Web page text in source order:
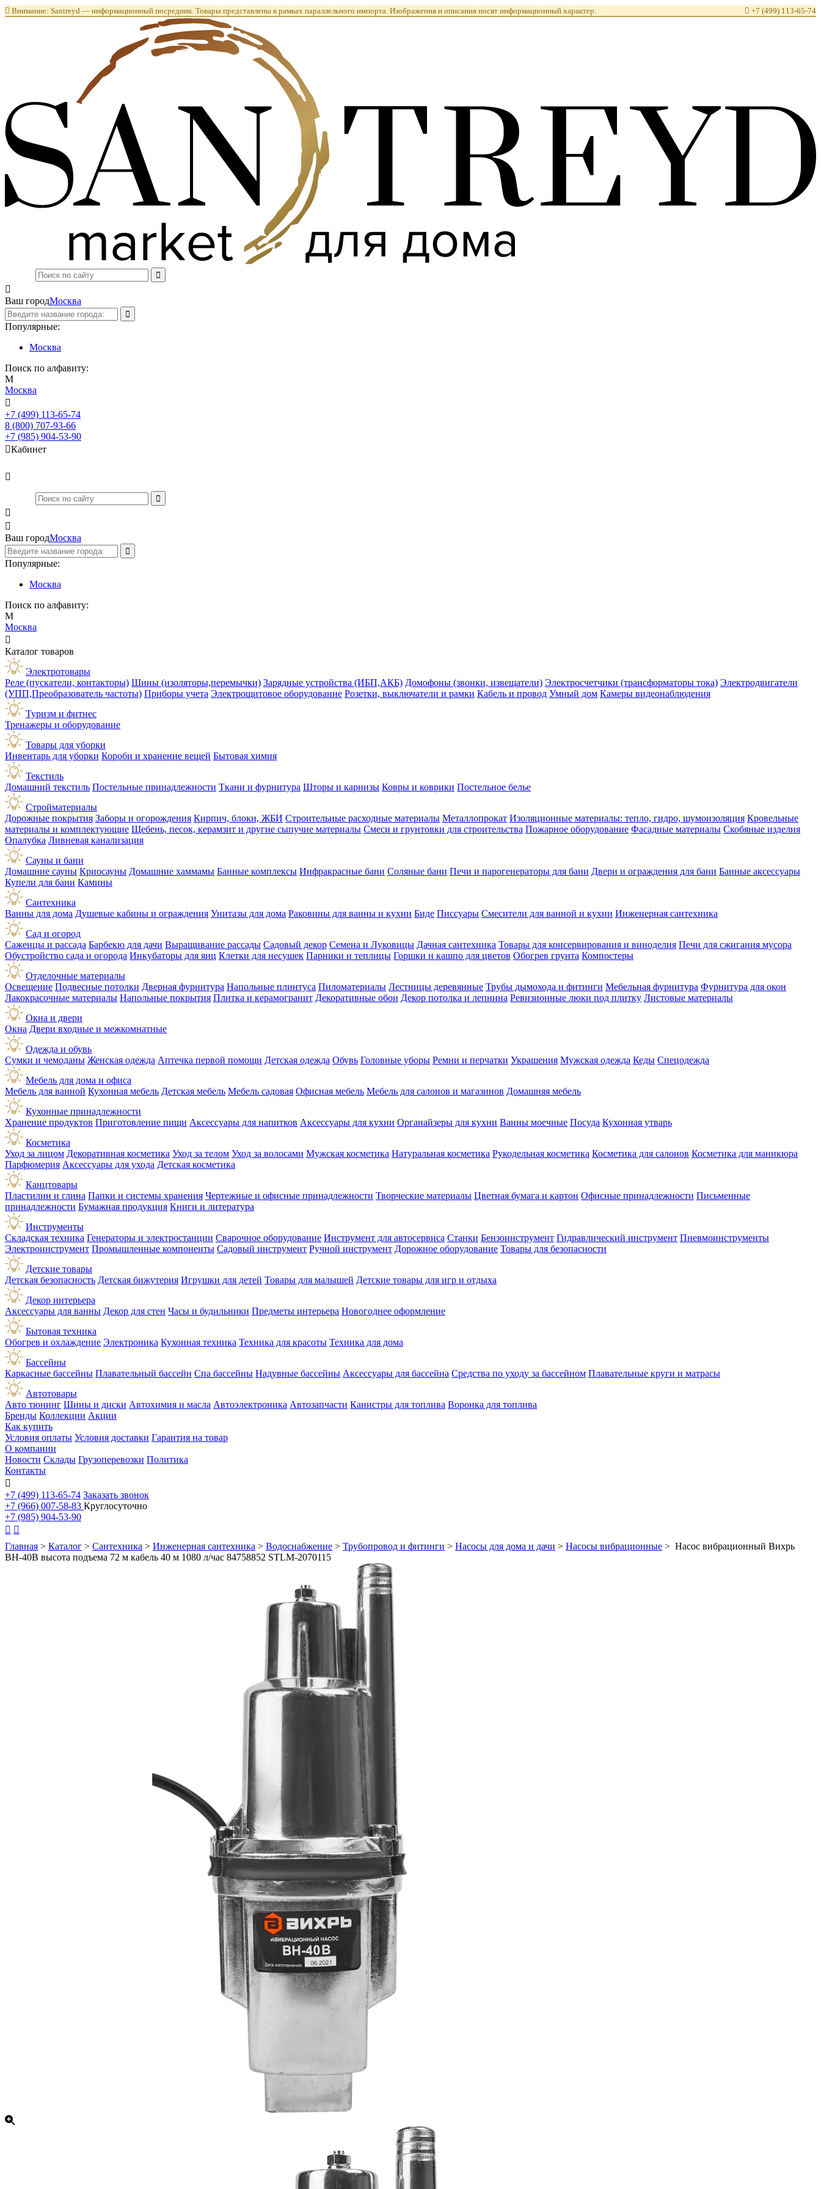
 Внимание: Santreyd — информационный посредник. Товары представлены в рамках параллельного импорта. Изображения и описания носят информационный характер.  +7 (499) 113-65-74

Ваш городМосква
Популярные:
Москва
Поиск по алфавиту:
М
Москва

+7 (499) 113-65-74
8 (800) 707-93-66
+7 (985) 904-53-90
Кабинет



Ваш городМосква
Популярные:
Москва
Поиск по алфавиту:
М
Москва

Каталог товаров
Электротовары
Реле (пускатели, контакторы) Шины (изоляторы,перемычки) Зарядные устройства (ИБП,АКБ) Домофоны (звонки, извещатели) Электросчетчики (трансформаторы тока) Электродвигатели
(УПП,Преобразователь частоты) Приборы учета Электрощитовое оборудование Розетки, выключатели и рамки Кабель и провод Умный дом Камеры видеонаблюдения
Туризм и фитнес
Тренажеры и оборудование
Товары для уборки
Инвентарь для уборки Короби и хранение вещей Бытовая химия
Текстиль
Домашний текстиль Постельные принадлежности Ткани и фурнитура Шторы и карнизы Ковры и коврики Постельное белье
Стройматериалы
Дорожные покрытия Заборы и огорождения Кирпич, блоки, ЖБИ Строительные расходные материалы Металлопрокат Изоляционные материалы: тепло, гидро, шумоизоляция Кровельные
материалы и комплектующие Щебень, песок, керамзит и другие сыпучие материалы Смеси и грунтовки для строительства Пожарное оборудование Фасадные материалы Скобяные изделия
Опалубка Ливневая канализация
Сауны и бани
Домашние сауны Криосауны Домашние хаммамы Банные комплексы Инфракрасные бани Соляные бани Печи и парогенераторы для бани Двери и ограждения для бани Банные аксессуары
Купели для бани Камины
Сантехника
Ванны для дома Душевые кабины и ограждения Унитазы для дома Раковины для ванны и кухни Биде Писсуары Смесители для ванной и кухни Инженерная сантехника
Сад и огород
Саженцы и рассада Барбекю для дачи Выращивание рассады Садовый декор Семена и Луковицы Дачная сантехника Товары для консервирования и виноделия Печи для сжигания мусора
Обустройство сада и огорода Инкубаторы для яиц Клетки для несушек Парники и теплицы Горшки и кашпо для цветов Обогрев грунта Компостеры
Отделочные материалы
Освещение Подвесные потолки Дверная фурнитура Напольные плинтуса Пиломатериалы Лестницы деревянные Трубы дымохода и фитинги Мебельная фурнитура Фурнитура для окон
Лакокрасочные материалы Напольные покрытия Плитка и керамогранит Декоративные обои Декор потолка и лепнина Ревизионные люки под плитку Листовые материалы
Окна и двери
Окна Двери входные и межкомнатные
Одежда и обувь
Сумки и чемоданы Женская одежда Аптечка первой помощи Детская одежда Обувь Головные уборы Ремни и перчатки Украшения Мужская одежда Кеды Спецодежда
Мебель для дома и офиса
Мебель для ванной Кухонная мебель Детская мебель Мебель садовая Офисная мебель Мебель для салонов и магазинов Домашняя мебель
Кухонные принадлежности
Хранение продуктов Приготовление пищи Аксессуары для напитков Аксессуары для кухни Органайзеры для кухни Ванны моечные Посуда Кухонная утварь
Косметика
Уход за лицом Декоративная косметика Уход за телом Уход за волосами Мужская косметика Натуральная косметика Рукодельная косметика Косметика для салонов Косметика для маникюра
Парфюмерия Аксессуары для ухода Детская косметика
Канцтовары
Пластилин и глина Папки и системы хранения Чертежные и офисные принадлежности Творческие материалы Цветная бумага и картон Офисные принадлежности Письменные
принадлежности Бумажная продукция Книги и литература
Инструменты
Складская техника Генераторы и электростанции Сварочное оборудование Инструмент для автосервиса Станки Бензоинструмент Гидравлический инструмент Пневмоинструменты
Электроинструмент Промышленные компоненты Садовый инструмент Ручной инструмент Дорожное оборудование Товары для безопасности
Детские товары
Детская безопасность Детская бижутерия Игрушки для детей Товары для малышей Детские товары для игр и отдыха
Декор интерьера
Аксессуары для ванны Декор для стен Часы и будильники Предметы интерьера Новогоднее оформление
Бытовая техника
Обогрев и охлаждение Электроника Кухонная техника Техника для красоты Техника для дома
Бассейны
Каркасные бассейны Плавательный бассейн Спа бассейны Надувные бассейны Аксессуары для бассейна Средства по уходу за бассейном Плавательные круги и матрасы
Автотовары
Авто тюнинг Шины и диски Автохимия и масла Автоэлектроника Автозапчасти Канистры для топлива Воронка для топлива
Бренды Коллекции Акции
Как купить
Условия оплаты Условия доставки Гарантия на товар
О компании
Новости Склады Грузоперевозки Политика
Контакты

+7 (499) 113-65-74 Заказать звонок
+7 (966) 007-58-83 Круглосуточно
+7 (985) 904-53-90
 
Главная > Каталог > Сантехника > Инженерная сантехника > Водоснабжение > Трубопровод и фитинги > Насосы для дома и дачи > Насосы вибрационные > Насос вибрационный Вихрь
ВН-40В высота подъема 72 м кабель 40 м 1080 л/час 84758852 STLM-2070115